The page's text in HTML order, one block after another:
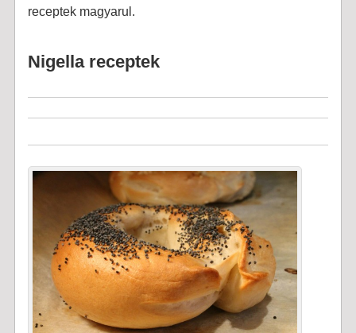
receptek magyarul.
Nigella receptek